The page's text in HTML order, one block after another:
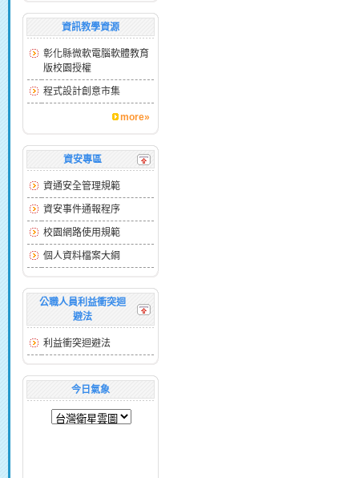
資訊教學資源
彰化縣微軟電腦軟體教育
版校園授權
程式設計創意市集
more»
資安專區
資通安全管理規範
資安事件通報程序
校園網路使用規範
個人資料檔案大綱
公職人員利益衝突迴
避法
利益衝突迴避法
今日氣象